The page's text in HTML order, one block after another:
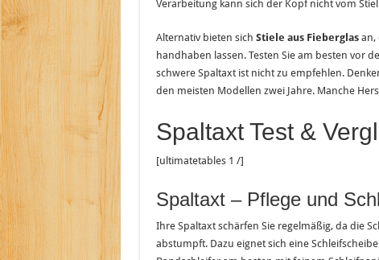
Verarbeitung kann sich der Kopf nicht vom
Alternativ bieten sich Stiele aus Fieberglasan,
handhaben lassen. Testen Sie am besten vor
schwere Spaltaxt ist nicht zu empfehlen.
den meisten Modellen zwei Jahre. Manche
Spaltaxt Test &
[ultimatetables 1 /]
Spaltaxt – Pflege und
Ihre Spaltaxt schärfen Sie regelmäßig, da die
abstumpft. Dazu eignet sich eine